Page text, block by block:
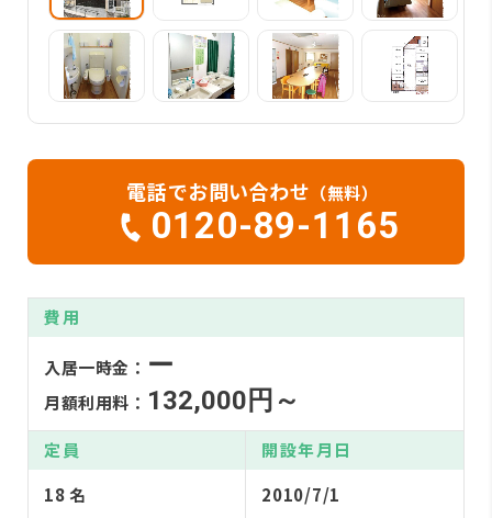
電話でお問い合わせ （無料）
0120-89-1165
費用
入居一時金： ー
月額利用料： 132,000円～
定員
18 名
開設年月日
2010/7/1